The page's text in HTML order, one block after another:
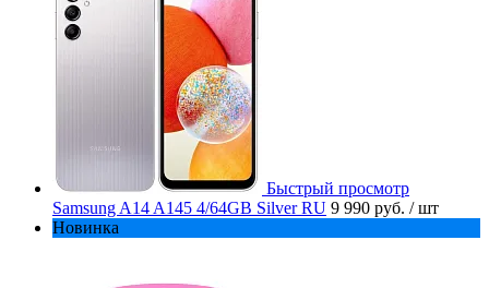
Быстрый просмотр
Samsung A14 A145 4/64GB Silver RU 9 990 руб. / шт
Новинка